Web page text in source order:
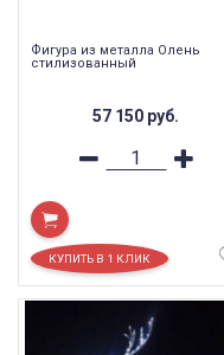
Фигура из металла Олень
стилизованный
57 150 руб.